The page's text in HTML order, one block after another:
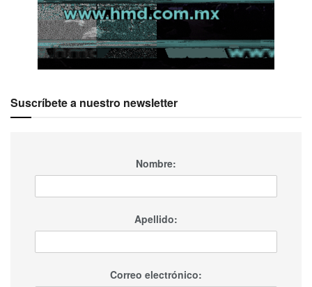
Suscríbete a nuestro newsletter
Nombre:
Apellido:
Correo electrónico: